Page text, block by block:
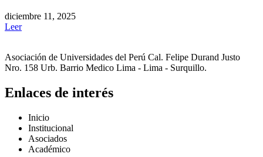
diciembre 11, 2025
Leer
Asociación de Universidades del Perú Cal. Felipe Durand Justo
Nro. 158 Urb. Barrio Medico Lima - Lima - Surquillo.
Enlaces de interés
Inicio
Institucional
Asociados
Académico